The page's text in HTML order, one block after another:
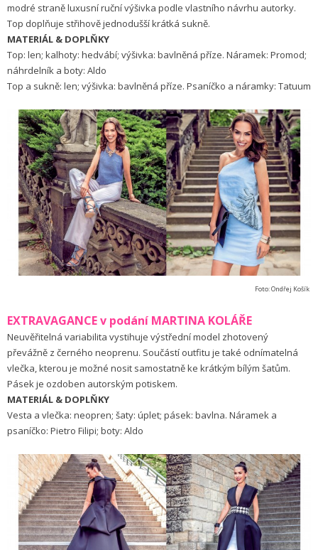
modré straně luxusní ruční výšivka podle vlastního návrhu autorky.
Top doplňuje střihově jednodušší krátká sukně.
MATERIÁL & DOPLŇKY
Top: len; kalhoty: hedvábí; výšivka: bavlněná příze. Náramek: Promod;
náhrdelník a boty: Aldo
Top a sukně: len; výšivka: bavlněná příze. Psaníčko a náramky: Tatuum
Foto: Ondřej Košík
EXTRAVAGANCE v podání MARTINA KOLÁŘE
Neuvěřitelná variabilita vystihuje výstřední model zhotovený
převážně z černého neoprenu. Součástí outfitu je také odnímatelná
vlečka, kterou je možné nosit samostatně ke krátkým bílým šatům.
Pásek je ozdoben autorským potiskem.
MATERIÁL & DOPLŇKY
Vesta a vlečka: neopren; šaty: úplet; pásek: bavlna. Náramek a
psaníčko: Pietro Filipi; boty: Aldo